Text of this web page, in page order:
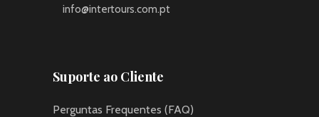
info@intertours.com.pt
Suporte ao Cliente
Perguntas Frequentes (FAQ)